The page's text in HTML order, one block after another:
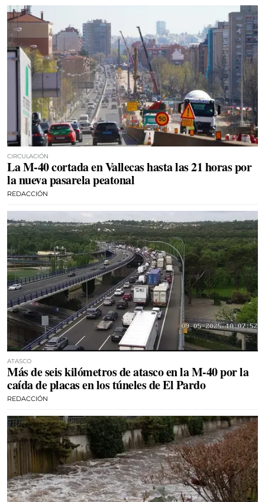
CIRCULACIÓN
La M-40 cortada en Vallecas hasta las 21 horas por
la nueva pasarela peatonal
REDACCIÓN
ATASCO
Más de seis kilómetros de atasco en la M-40 por la
caída de placas en los túneles de El Pardo
REDACCIÓN